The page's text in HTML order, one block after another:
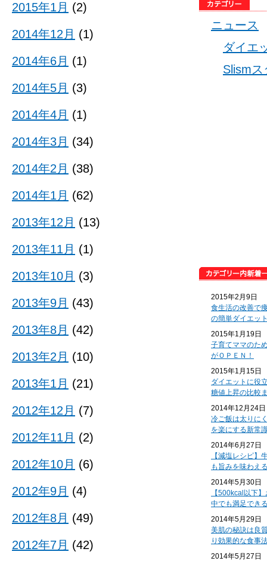
ニュース
ダイエ
Slism
2015年2月9日
食生活の改善で
の簡単ダイエッ
2015年1月19日
子育てママのた
がＯＰＥＮ！
2015年1月15日
ダイエットに役
糖値上昇の比較
2014年12月24日
冷ご飯は太りに
を楽にする新常
2014年6月27日
【減塩レシピ】
も旨みを味わえ
2014年5月30日
【500kcal以下
中でも満足でき
2014年5月29日
美肌の秘訣は良
り効果的な食事
2014年5月27日
2015年1月 (2)
2014年12月 (1)
2014年6月 (1)
2014年5月 (3)
2014年4月 (1)
2014年3月 (34)
2014年2月 (38)
2014年1月 (62)
2013年12月 (13)
2013年11月 (1)
2013年10月 (3)
2013年9月 (43)
2013年8月 (42)
2013年2月 (10)
2013年1月 (21)
2012年12月 (7)
2012年11月 (2)
2012年10月 (6)
2012年9月 (4)
2012年8月 (49)
2012年7月 (42)